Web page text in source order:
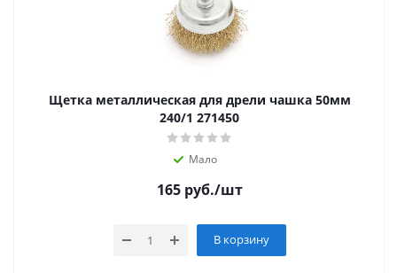
Щетка металлическая для дрели чашка 50мм
240/1 271450
Мало
165руб./шт
В корзину